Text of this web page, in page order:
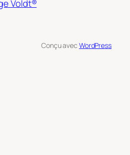
Voldt®
Conçu avec WordPress